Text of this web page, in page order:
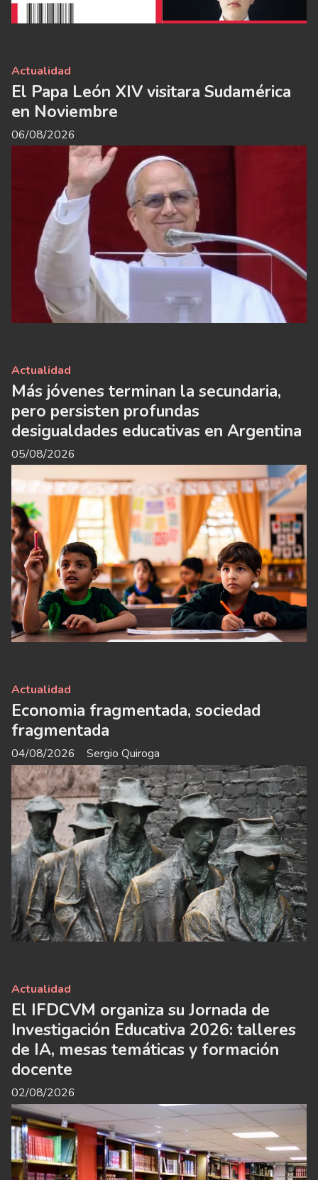
El Papa León XIV visitara Sudamérica
en Noviembre
Actualidad
06/08/2026
Más jóvenes terminan la secundaria,
pero persisten profundas
desigualdades educativas en Argentina
Actualidad
05/08/2026
Economia fragmentada, sociedad
fragmentada
Sergio Quiroga
Actualidad
04/08/2026
El IFDCVM organiza su Jornada de
Investigación Educativa 2026: talleres
de IA, mesas temáticas y formación
docente
Actualidad
02/08/2026